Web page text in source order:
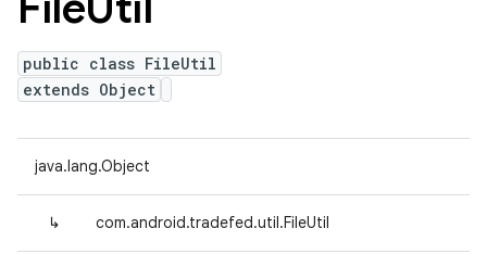
public class FileUtil
extends Object
java.lang.Object
↳ com.android.tradefed.util.FileUtil